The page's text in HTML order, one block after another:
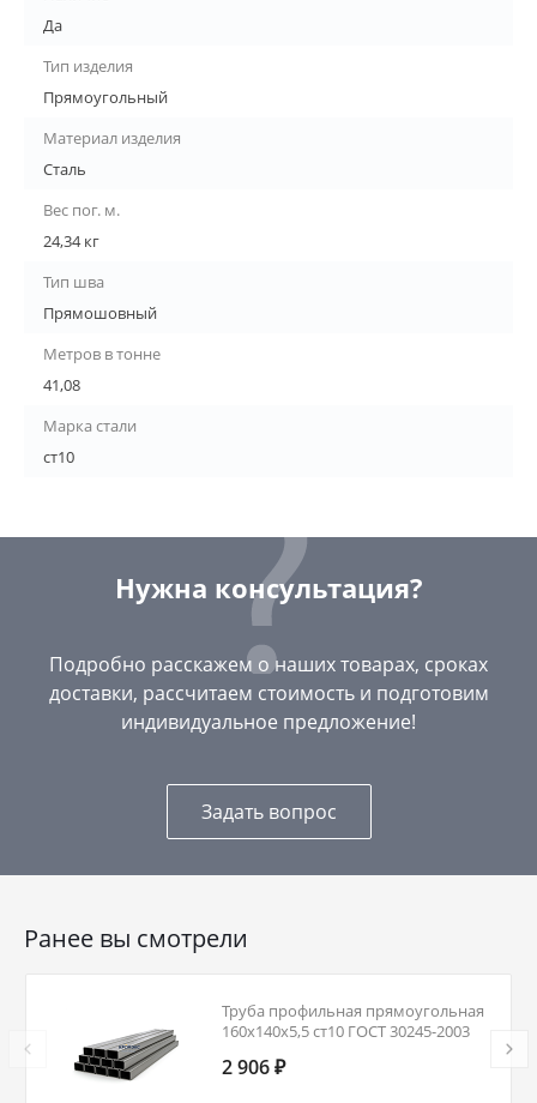
Да
Тип изделия
Прямоугольный
Материал изделия
Сталь
Вес пог. м.
24,34 кг
Тип шва
Прямошовный
Метров в тонне
41,08
Марка стали
ст10
Нужна консультация?
Подробно расскажем о наших товарах, сроках
доставки, рассчитаем стоимость и подготовим
индивидуальное предложение!
Задать вопрос
Ранее вы смотрели
Труба профильная прямоугольная
160х140х5,5 ст10 ГОСТ 30245-2003
2 906 ₽